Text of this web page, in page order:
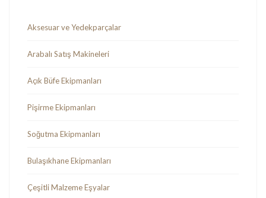
Aksesuar ve Yedekparçalar
Arabalı Satış Makineleri
Açık Büfe Ekipmanları
Pişirme Ekipmanları
Soğutma Ekipmanları
Bulaşıkhane Ekipmanları
Çeşitli Malzeme Eşyalar